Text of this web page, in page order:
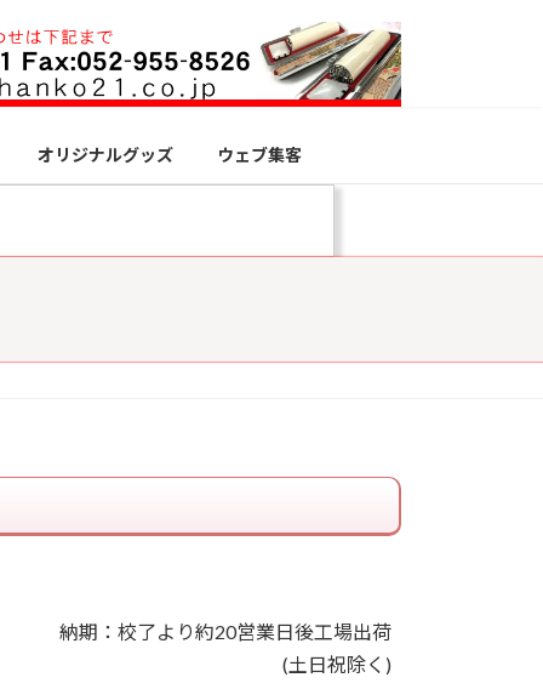
オリジナルグッズ ウェブ集客
納期：校了より約20営業日後工場出荷
(土日祝除く)